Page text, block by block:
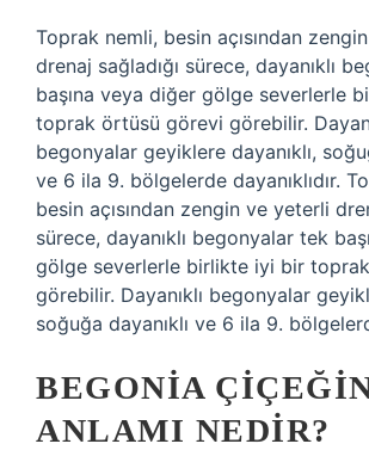
Toprak nemli, besin açısından
drenaj sağladığı sürece, dayanıklı
başına veya diğer gölge severlerle
toprak örtüsü görevi görebilir.
begonyalar geyiklere dayanıklı,
ve 6 ila 9. bölgelerde dayanıklıdır.
besin açısından zengin ve yeterli
sürece, dayanıklı begonyalar tek
gölge severlerle birlikte iyi bir
görebilir. Dayanıklı begonyalar
soğuğa dayanıklı ve 6 ila 9.
BEGONIA
ANLAMI NEDIR?